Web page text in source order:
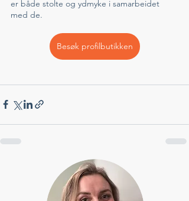
er både stolte og ydmyke i samarbeidet
med de.
Besøk profilbutikken